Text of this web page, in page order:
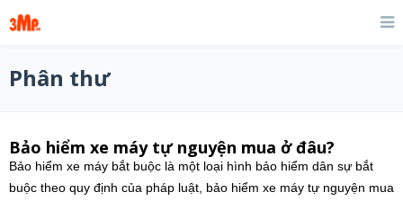
Phân thư
Bảo hiểm xe máy tự nguyện mua ở đâu?
Bảo hiểm xe máy bắt buộc là một loại hình bảo hiểm dân sự bắt
buộc theo quy định của pháp luật, bảo hiểm xe máy tự nguyện mua